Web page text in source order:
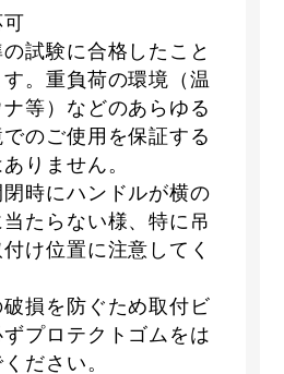
試験に合格したこと
す。重負荷の環境（温
等）などのあらゆる
のご使用を保証する
りません。
閉時にハンドルが横の
たらない様、特に吊
け位置に注意してく
破損を防ぐため取付ビ
ずプロテクトゴムをは
ださい。